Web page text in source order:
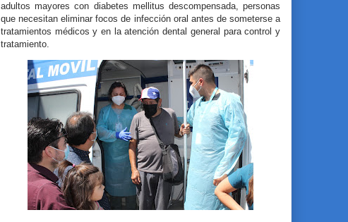
adultos mayores con diabetes mellitus descompensada, personas
que necesitan eliminar focos de infección oral antes de someterse a
tratamientos médicos y en la atención dental general para control y
tratamiento.